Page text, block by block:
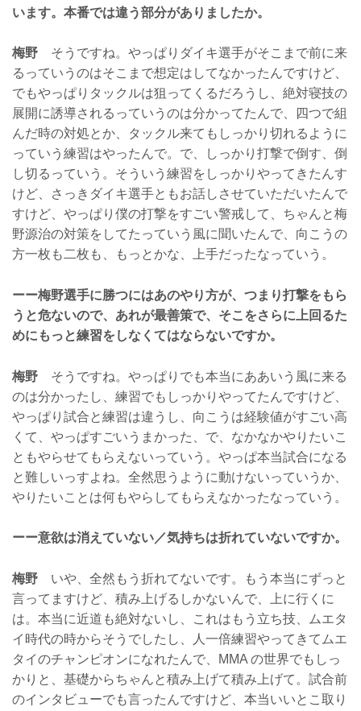
います。本番では違う部分がありましたか。
梅野 そうですね。やっぱりダイキ選手がそこまで前に来
るっていうのはそこまで想定はしてなかったんですけど、
でもやっぱりタックルは狙ってくるだろうし、絶対寝技の
展開に誘導されるっていうのは分かってたんで、四つで組
んだ時の対処とか、タックル来てもしっかり切れるように
っていう練習はやったんで。で、しっかり打撃で倒す、倒
し切るっていう。そういう練習をしっかりやってきたんす
けど、さっきダイキ選手ともお話しさせていただいたんで
すけど、やっぱり僕の打撃をすごい警戒して、ちゃんと梅
野源治の対策をしてたっていう風に聞いたんで、向こうの
方一枚も二枚も、もっとかな、上手だったなっていう。
ーー梅野選手に勝つにはあのやり方が、つまり打撃をもら
うと危ないので、あれが最善策で、そこをさらに上回るた
めにもっと練習をしなくてはならないですか。
梅野 そうですね。やっぱりでも本当にああいう風に来る
のは分かったし、練習でもしっかりやってたんですけど、
やっぱり試合と練習は違うし、向こうは経験値がすごい高
くて、やっぱすごいうまかった、で、なかなかやりたいこ
ともやらせてもらえないっていう。やっぱ本当試合になる
と難しいっすよね。全然思うように動けないっていうか、
やりたいことは何もやらしてもらえなかったなっていう。
ーー意欲は消えていない／気持ちは折れていないですか。
梅野 いや、全然もう折れてないです。もう本当にずっと
言ってますけど、積み上げるしかないんで、上に行くに
は。本当に近道も絶対ないし、これはもう立ち技、ムエタ
イ時代の時からそうでしたし、人一倍練習やってきてムエ
タイのチャンピオンになれたんで、MMA の世界でもしっ
かりと、基礎からちゃんと積み上げて積み上げて。試合前
のインタビューでも言ったんですけど、本当いいとこ取り